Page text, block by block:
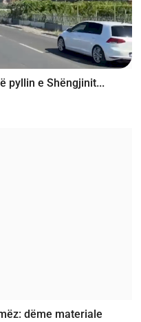
pyllin e Shëngjinit...
dëme materiale